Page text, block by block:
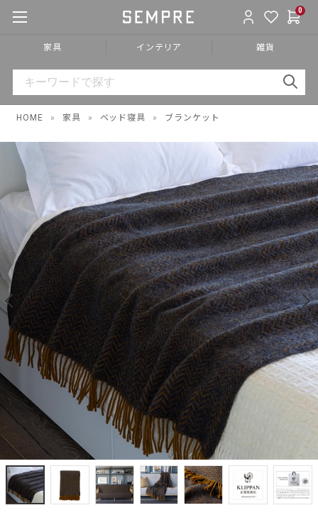
0
家具 インテリア 雑貨
HOME » 家具 » ベッド寝具 » ブランケット